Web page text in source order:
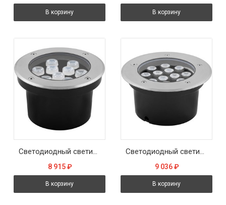
В корзину В корзину
Светодиодный светильник тротуарный (грунтовый) Feron SP4113 9W RGB 230V IP67
8 915₽
В корзину
Светодиодный светильник тротуарный (грунтовый) Feron SP4114 12W 2700K 230V IP67
9 036₽
В корзину